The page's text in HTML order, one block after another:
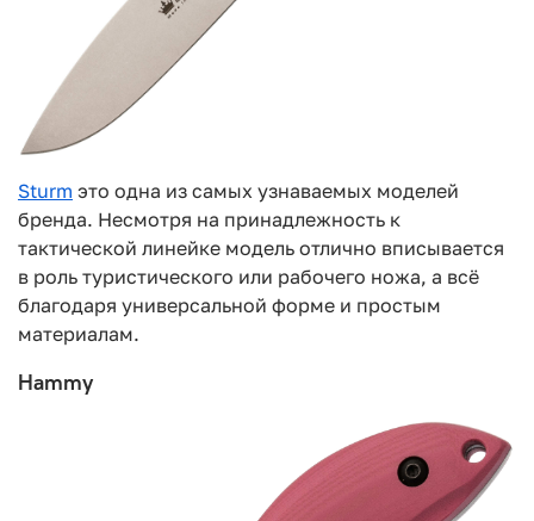
Sturm это одна из самых узнаваемых моделей
бренда. Несмотря на принадлежность к
тактической линейке модель отлично вписывается
в роль туристического или рабочего ножа, а всё
благодаря универсальной форме и простым
материалам.
Hammy